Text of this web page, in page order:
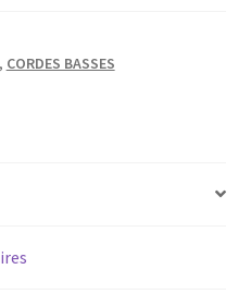
, CORDES BASSES